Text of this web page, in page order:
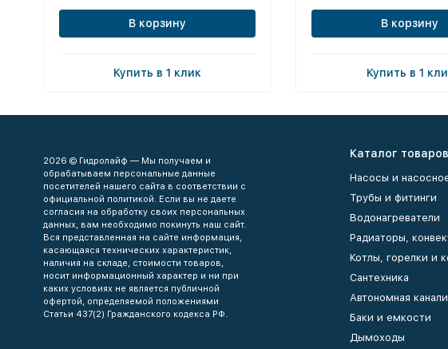
В корзину
Купить в 1 клик
В корзину
Купить в 1
2026 © Гидролайф — Мы получаем и
обрабатываем персональные данные
посетителей нашего сайта в соответствии с
официальной политикой. Если вы не даете
согласия на обработку своих персональных
данных, вам необходимо покинуть наш сайт.
Вся представленная на сайте информация,
касающаяся технических характеристик,
наличия на складе, стоимости товаров,
носит информационный характер и ни при
каких условиях не является публичной
офертой, определяемой положениями
Статьи 437(2) Гражданского кодекса РФ.
Каталог товаров
Насосы и
Трубы и фитинги
Водонагреватели
Радиаторы,
Котлы, горелки и
Сантехника
Автономная
Баки и емкости
Дымоходы